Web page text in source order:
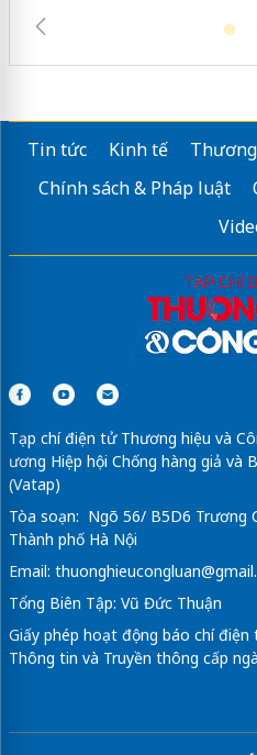
Tin tức Kinh tế
Chính sách & Pháp luật
Tạp chí điện tử Thương hiệu và
ương Hiệp hội Chống hàng giả và
(Vatap)
Tòa soạn: Ngõ 56/ B5D6 Trương
Thành phố Hà Nội
Email:
Tổng Biên Tập: Vũ Đức Thuận
Giấy phép hoạt động báo chí
Thông tin và Truyền thông cấp